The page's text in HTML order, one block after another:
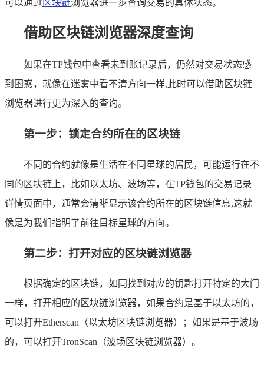
可以通过 区块链浏览器进一步查询交易的具体状态。
借助区块链浏览器深度查询
如果在TP钱包中查看未到账记录后，仍然对交易状态感
到困惑，就像在迷雾中看不清方向一样,此时可以借助区块链
浏览器进行更为深入的查询。
第一步：锁定合约所在的区块链
不同的合约就像是生活在不同星球的居民，可能运行在不
同的区块链上，比如以太坊、波场等，在TP钱包的交易记录
详情页面中，通常会清晰显示该合约所在的区块链信息,这就
像是为我们指明了前往目标星球的方向。
第二步：打开对应的区块链浏览器
根据确定的区块链，如同找到对应的钥匙打开特定的大门
一样，打开相应的区块链浏览器，如果合约是基于以太坊的，
可以打开Etherscan（以太坊区块链浏览器）；如果是基于波场
的，可以打开TronScan（波场区块链浏览器）。